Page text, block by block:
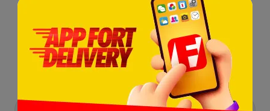
Receba nossas Novidades,
Lançamentos e Promoções!